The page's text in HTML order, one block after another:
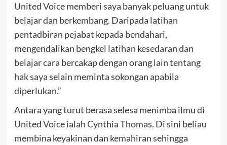
United Voice memberi saya banyak peluang untuk
belajar dan berkembang. Daripada latihan
pentadbiran pejabat kepada bendahari,
mengendalikan bengkel latihan kesedaran dan
belajar cara bercakap dengan orang lain tentang
hak saya selain meminta sokongan apabila
diperlukan.”
Antara yang turut berasa selesa menimba ilmu di
United Voice ialah Cynthia Thomas. Di sini beliau
membina keyakinan dan kemahiran sehingga